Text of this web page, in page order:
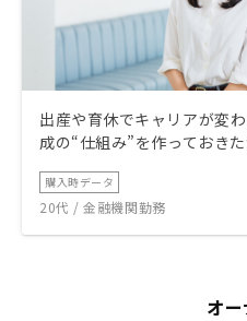
出産や育休でキャリアが変
成の“仕組み”を作っておきた
購入時データ
20代 / 金融機関勤務
オ